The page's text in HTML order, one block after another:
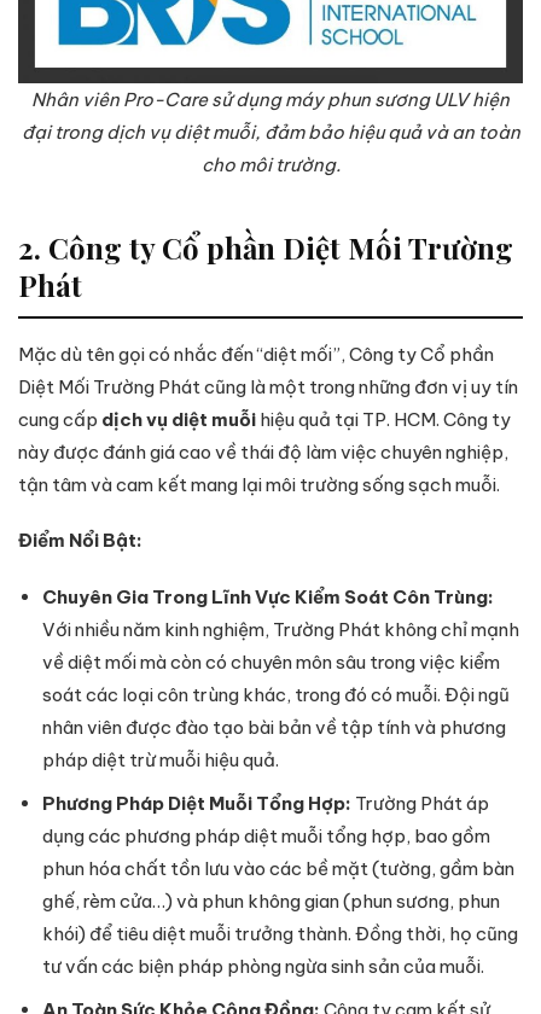
Nhân viên Pro-Care sử dụng máy phun sương ULV hiện
đại trong dịch vụ diệt muỗi, đảm bảo hiệu quả và an toàn
cho môi trường.
2. Công ty Cổ phần Diệt Mối Trường
Phát
Mặc dù tên gọi có nhắc đến “diệt mối”, Công ty Cổ phần
Diệt Mối Trường Phát cũng là một trong những đơn vị uy tín
cung cấp dịch vụ diệt muỗi hiệu quả tại TP. HCM. Công ty
này được đánh giá cao về thái độ làm việc chuyên nghiệp,
tận tâm và cam kết mang lại môi trường sống sạch muỗi.
Điểm Nổi Bật:
Chuyên Gia Trong Lĩnh Vực Kiểm Soát Côn Trùng:
Với nhiều năm kinh nghiệm, Trường Phát không chỉ mạnh
về diệt mối mà còn có chuyên môn sâu trong việc kiểm
soát các loại côn trùng khác, trong đó có muỗi. Đội ngũ
nhân viên được đào tạo bài bản về tập tính và phương
pháp diệt trừ muỗi hiệu quả.
Phương Pháp Diệt Muỗi Tổng Hợp: Trường Phát áp
dụng các phương pháp diệt muỗi tổng hợp, bao gồm
phun hóa chất tồn lưu vào các bề mặt (tường, gầm bàn
ghế, rèm cửa…) và phun không gian (phun sương, phun
khói) để tiêu diệt muỗi trưởng thành. Đồng thời, họ cũng
tư vấn các biện pháp phòng ngừa sinh sản của muỗi.